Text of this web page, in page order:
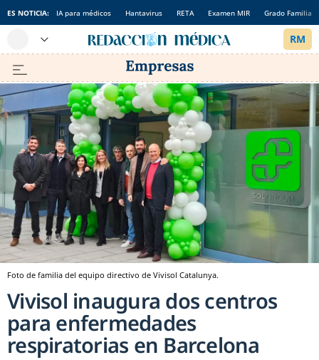
ES NOTICIA: IA para médicos Hantavirus RETA Examen MIR Grado Familia
Foto de familia del equipo directivo de Vivisol Catalunya.
Vivisol inaugura dos centros
para enfermedades
respiratorias en Barcelona